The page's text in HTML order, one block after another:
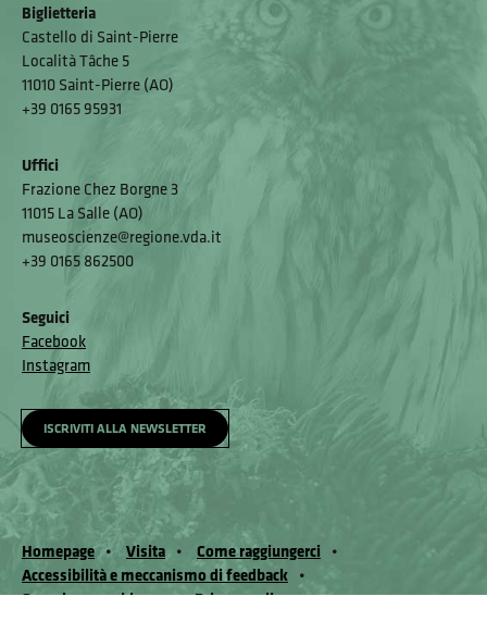
Biglietteria
Castello di Saint-Pierre
Località Tâche 5
11010 Saint-Pierre (AO)
+39 0165 95931
Uffici
Frazione Chez Borgne 3
11015 La Salle (AO)
museoscienze@regione.vda.it
+39 0165 862500
Seguici
Facebook
Instagram
ISCRIVITI ALLA NEWSLETTER
Homepage Visita
Come raggiungerci
Accessibilità e meccanismo di feedback
Segnala un problema
Privacy policy